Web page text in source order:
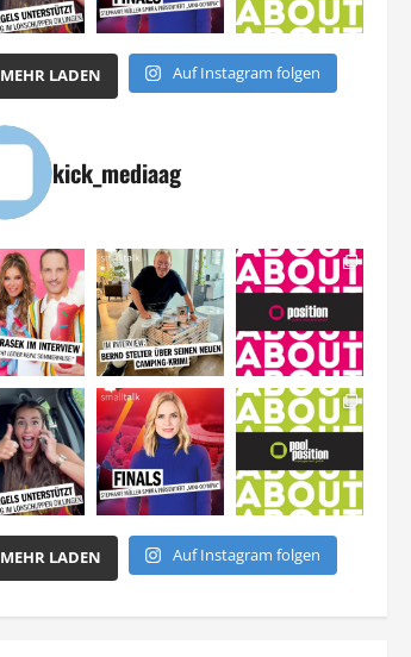
MEHR LADEN Auf Instagram folgen
kick_mediaag
MEHR LADEN Auf Instagram folgen